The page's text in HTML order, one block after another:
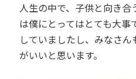
人生の中で、子供と向き合
は僕にとってはとても大
していましたし、みなさ
がいいと思います。